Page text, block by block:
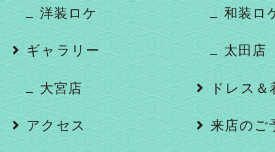
洋装ロケ 和装ロ
ギャラリー 太田店
大宮店 ドレス＆
アクセス 来店のご